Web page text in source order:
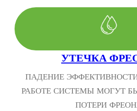
УТЕЧКА
ПАДЕНИЕ
РАБОТЕ СИСТЕМЫ МОГУТ
ПОТЕРИ